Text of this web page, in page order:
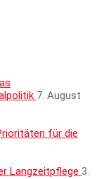
7. August
für die
Langzeitpflege 3.